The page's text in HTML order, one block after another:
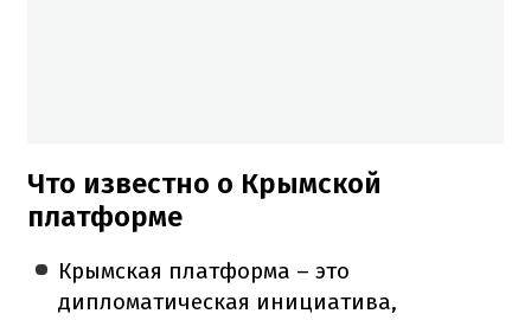
Что известно о Крымской
платформе
Крымская платформа – это
дипломатическая инициатива,